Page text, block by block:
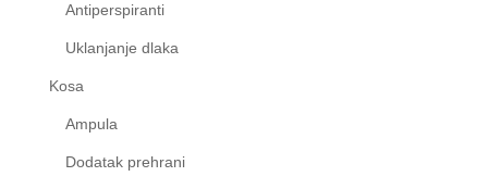
Antiperspiranti
Uklanjanje dlaka
Kosa
Ampula
Dodatak prehrani